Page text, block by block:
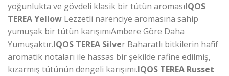
yoğunlukta ve gövdeli klasik bir tütün aromasıIQOS
TEREA Yellow Lezzetli narenciye aromasına sahip
yumuşak bir tütün karışımıAmbere Göre Daha
Yumuşaktır.IQOS TEREA Silver Baharatlı bitkilerin hafif
aromatik notaları ile hassas bir şekilde rafine edilmiş,
kızarmış tütünün dengeli karışımı.IQOS TEREA Russet